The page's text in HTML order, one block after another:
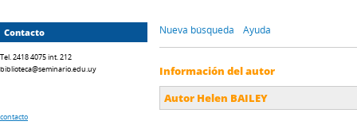
Nueva búsqueda Ayuda
Información del autor
Autor Helen BAILEY
Contacto
Tel. 2418 4075 int. 212
biblioteca@seminario.edu.uy
contacto